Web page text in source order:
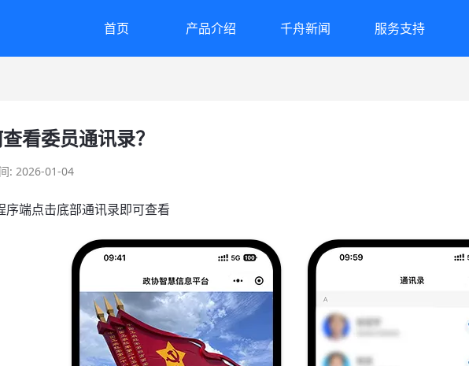
首页 产品介绍 千舟新闻 服务支持
看委员通讯录？
: 2026-01-04
序端点击底部通讯录即可查看